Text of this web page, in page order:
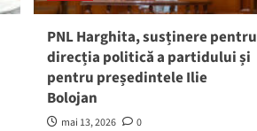
PNL Harghita, susținere pentru
direcția politică a partidului și
pentru președintele Ilie
Bolojan
mai 13, 2026 0